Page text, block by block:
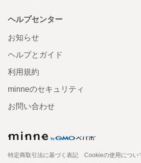
ヘルプセンター
お知らせ
ヘルプとガイド
利用規約
minneのセキュリティ
お問い合わせ
特定商取引法に基づく表記
Cookieの使用につい